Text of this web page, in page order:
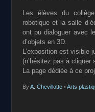
Les élèves du
robotique et la salle
ont pu dialoguer avec
d’objets en 3D.
L’exposition est visible
(n’hésitez pas à cliquer
La page dédiée à ce
ByA. Chevillotte• Arts